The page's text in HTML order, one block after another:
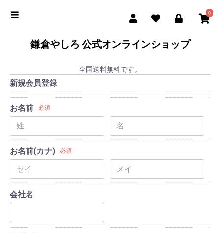
0
鎌倉やしろ 公式オンラインショップ
全国送料無料です。
新規会員登録
お名前 必須
お名前(カナ) 必須
会社名